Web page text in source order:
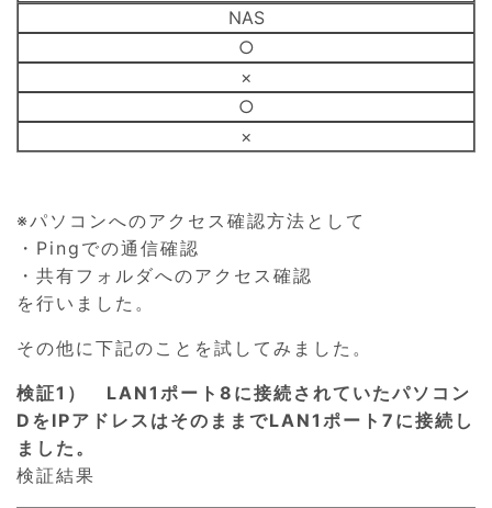
NAS
○
×
○
×
※パソコンへのアクセス確認方法として
・Pingでの通信確認
・共有フォルダへのアクセス確認
を行いました。
その他に下記のことを試してみました。
検証1） LAN1ポート8に接続されていたパソコン
DをIPアドレスはそのままでLAN1ポート7に接続し
ました。
検証結果